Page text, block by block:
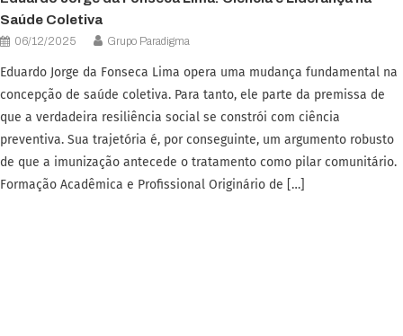
Saúde Coletiva
06/12/2025 Grupo Paradigma
Eduardo Jorge da Fonseca Lima opera uma mudança fundamental na
concepção de saúde coletiva. Para tanto, ele parte da premissa de
que a verdadeira resiliência social se constrói com ciência
preventiva. Sua trajetória é, por conseguinte, um argumento robusto
de que a imunização antecede o tratamento como pilar comunitário.
Formação Acadêmica e Profissional Originário de […]